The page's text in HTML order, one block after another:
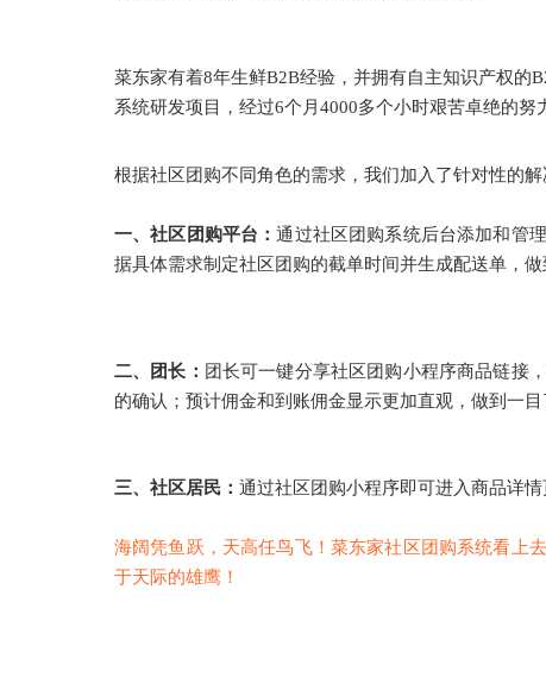
菜东家有着8年生鲜B2B经验，并拥有自主知识产权的
系统研发项目，经过6个月4000多个小时艰苦卓绝的努
根据社区团购不同角色的需求，我们加入了针对性的解
一、社区团购平台：通过社区团购系统后台添加和管
据具体需求制定社区团购的截单时间并生成配送单，
二、 团长： 团长可一键分享社区团购小程序商品链接
的确认 ； 预计佣金和到账佣金显示更加直观，做到一目
三、 社区居民： 通过社区团购小程序即可进入商品详
海阔凭鱼跃，天高任鸟飞！菜东家社区团购系统看上
于天际的雄鹰！